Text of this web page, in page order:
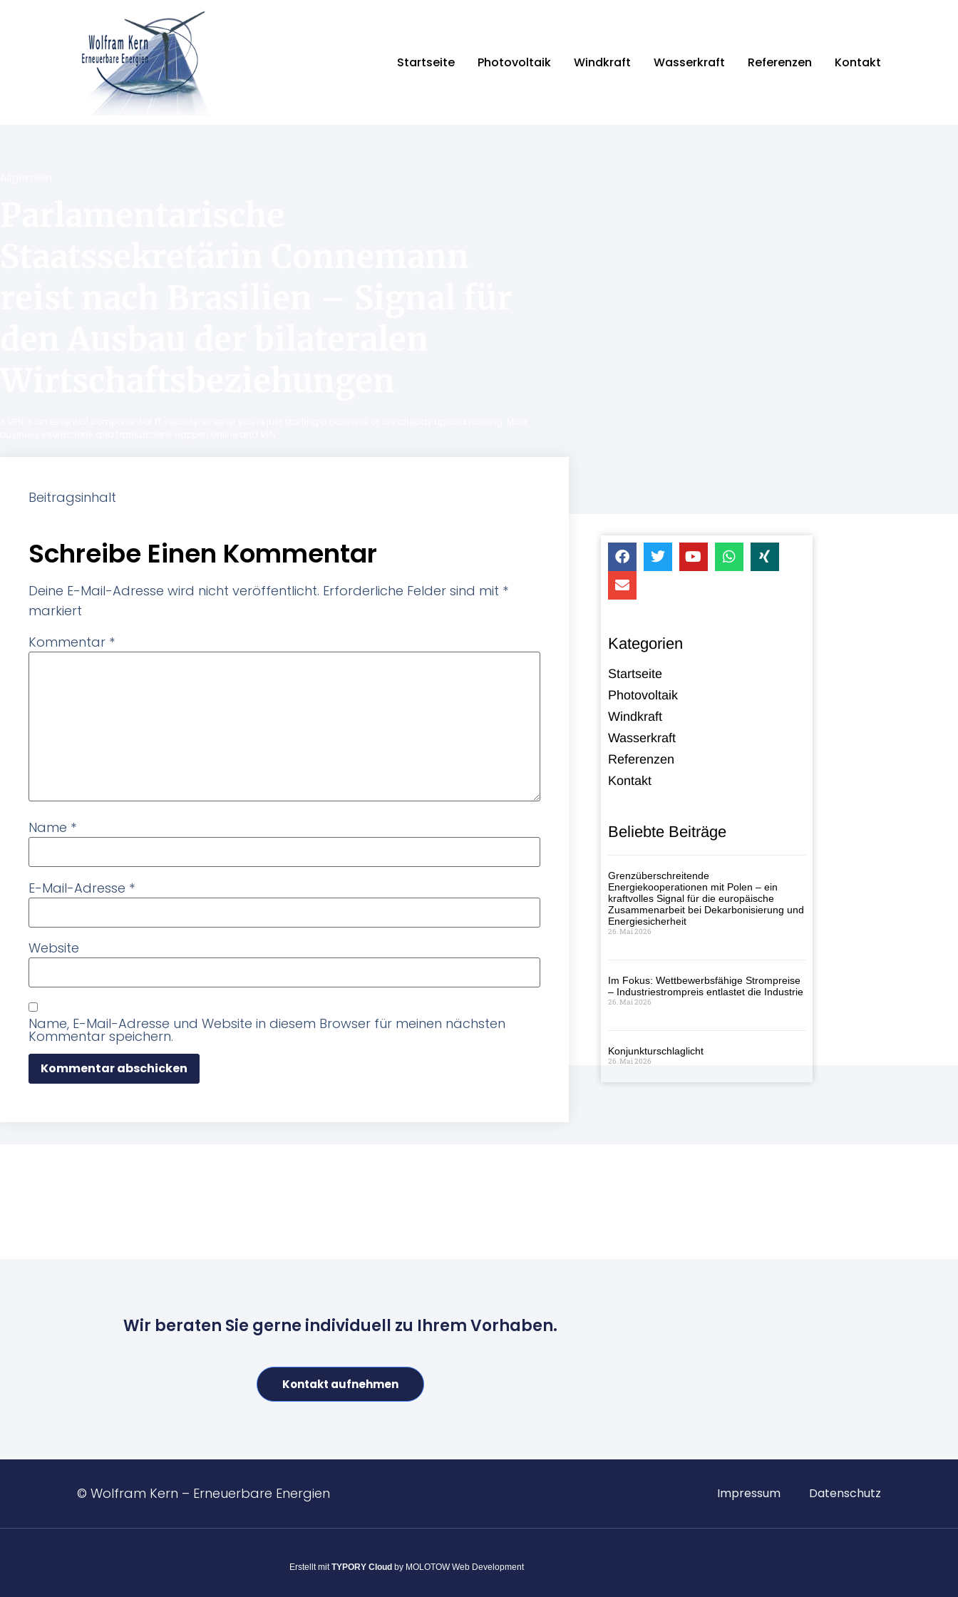
Startseite Photovoltaik Windkraft Wasserkraft Referenzen Kontakt
Beitragsinhalt
Schreibe Einen Kommentar
Deine E-Mail-Adresse wird nicht veröffentlicht. Erforderliche Felder sind mit *
markiert
Kommentar *
Name *
E-Mail-Adresse *
Website
Name, E-Mail-Adresse und Website in diesem Browser für meinen nächsten
Kommentar speichern.
Kategorien
Startseite
Photovoltaik
Windkraft
Wasserkraft
Referenzen
Kontakt
Beliebte Beiträge
Grenzüberschreitende
Energiekooperationen mit Polen – ein
kraftvolles Signal für die europäische
Zusammenarbeit bei Dekarbonisierung und
Energiesicherheit
26. Mai 2026
Im Fokus: Wettbewerbsfähige Strompreise
– Industriestrompreis entlastet die Industrie
26. Mai 2026
Konjunkturschlaglicht
26. Mai 2026
Wir beraten Sie gerne individuell zu Ihrem Vorhaben.
Kontakt aufnehmen
© Wolfram Kern – Erneuerbare Energien Impressum Datenschutz
Erstellt mitTYPORY Cloudby MOLOTOW Web Development